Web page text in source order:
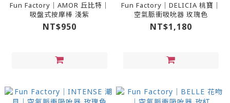
Fun Factory｜AMOR 丘比特｜
吸盤式按摩棒 淺紫
NT$950
Fun Factory｜DELICIA 桃寶｜
空氣脈衝吸吮器 玫瑰色
NT$1,180